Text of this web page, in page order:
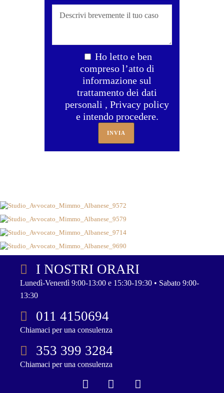
Ho letto e ben
compreso l’atto di
informazione sul
trattamento dei dati
personali , Privacy policy
e intendo procedere.
I NOSTRI ORARI
Lunedì-Venerdì 9:00-13:00 e 15:30-19:30 • Sabato 9:00-
13:30
011 4150694
Chiamaci per una consulenza
353 399 3284
Chiamaci per una consulenza